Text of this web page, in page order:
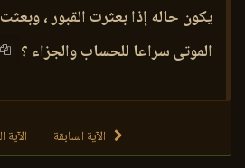
يكون حاله إذا بعثرت القبور ،
الموتى سراعا للحساب والجزاء ؟
الآية السابقة الآية